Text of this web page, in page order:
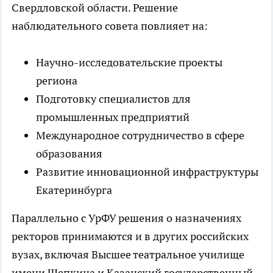
Свердловской области. Решение
наблюдательного совета повлияет на:
Научно-исследовательские проекты
региона
Подготовку специалистов для
промышленных предприятий
Международное сотрудничество в сфере
образования
Развитие инновационной инфраструктуры
Екатеринбурга
Параллельно с УрФУ решения о назначениях
ректоров принимаются и в других российских
вузах, включая Высшее театральное училище